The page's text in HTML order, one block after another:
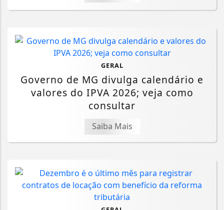
GERAL
Governo de MG divulga calendário e
valores do IPVA 2026; veja como
consultar
Saiba Mais